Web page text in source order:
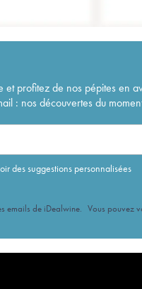
et profitez de nos pépites en
: nos découvertes du
des suggestions personnalisées
emails de iDealwine. Vous pouvez